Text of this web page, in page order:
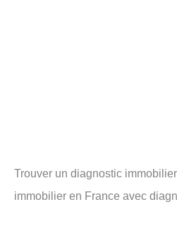
Trouver un diagnostic
immobilier en France avec